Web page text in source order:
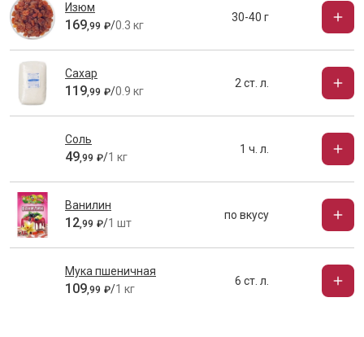
Изюм
169,99 ₽/0.3 кг
30-40 г
Сахар
119,99 ₽/0.9 кг
2 ст. л.
Соль
49,99 ₽/1 кг
1 ч. л.
Ванилин
12,99 ₽/1 шт
по вкусу
Мука пшеничная
109,99 ₽/1 кг
6 ст. л.